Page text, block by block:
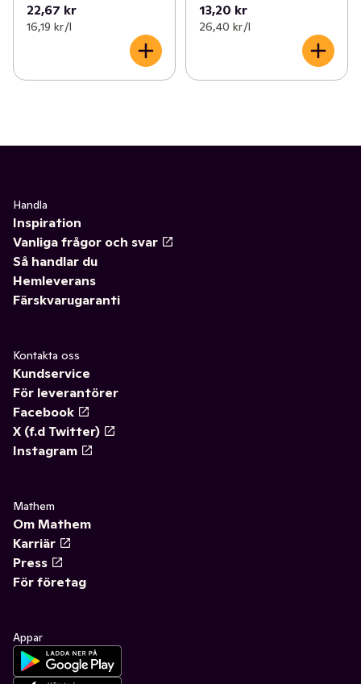
22,67 kr
16,19 kr /l
13,20 kr
26,40 kr /l
Handla
Inspiration
Vanliga frågor och svar
Så handlar du
Hemleverans
Färskvarugaranti
Kontakta oss
Kundservice
För leverantörer
Facebook
X (f.d Twitter)
Instagram
Mathem
Om Mathem
Karriär
Press
För företag
Appar